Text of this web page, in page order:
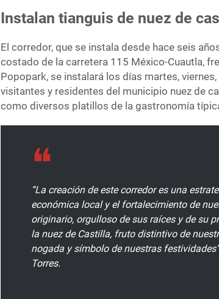
Instalan tianguis de nuez de
El corredor, que se instala desde hace seis
costado de la carretera 115 México-Cuautla,
Popopark, se instalará los días martes,
visitantes y residentes del municipio nuez de
como diversos platillos de la gastronomía
“La creación de este corredor es una
económica local y el fortalecimiento de
originario, orgulloso de sus raíces y de su
la nuez de Castilla, fruto distintivo de
nogada y símbolo de nuestras
Torres.